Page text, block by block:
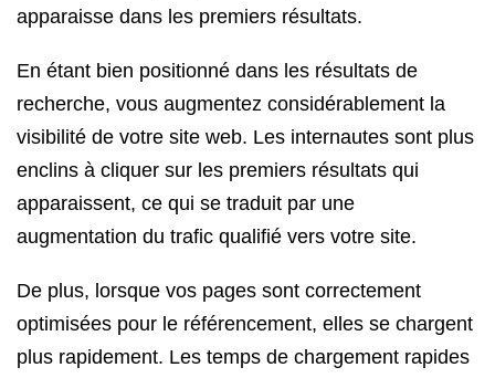
apparaisse dans les premiers résultats.
En étant bien positionné dans les résultats de
recherche, vous augmentez considérablement la
visibilité de votre site web. Les internautes sont plus
enclins à cliquer sur les premiers résultats qui
apparaissent, ce qui se traduit par une
augmentation du trafic qualifié vers votre site.
De plus, lorsque vos pages sont correctement
optimisées pour le référencement, elles se chargent
plus rapidement. Les temps de chargement rapides